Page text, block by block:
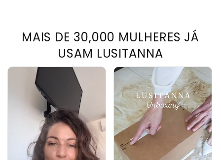
MAIS DE 30,000 MULHERES JÁ
USAM LUSITANNA